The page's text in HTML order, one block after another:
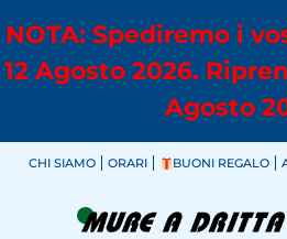
NOTA: Spediremo i
12 Agosto 2026.
Agosto
CHI SIAMO ORARI BUONI REGALO